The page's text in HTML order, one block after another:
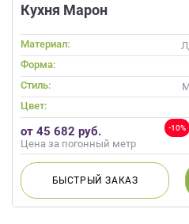
Кухня Марон
Материал:
Форма:
Стиль:
Цвет:
-10%
от 45 682 руб.
Цена за погонный метр
БЫСТРЫЙЗАКАЗ